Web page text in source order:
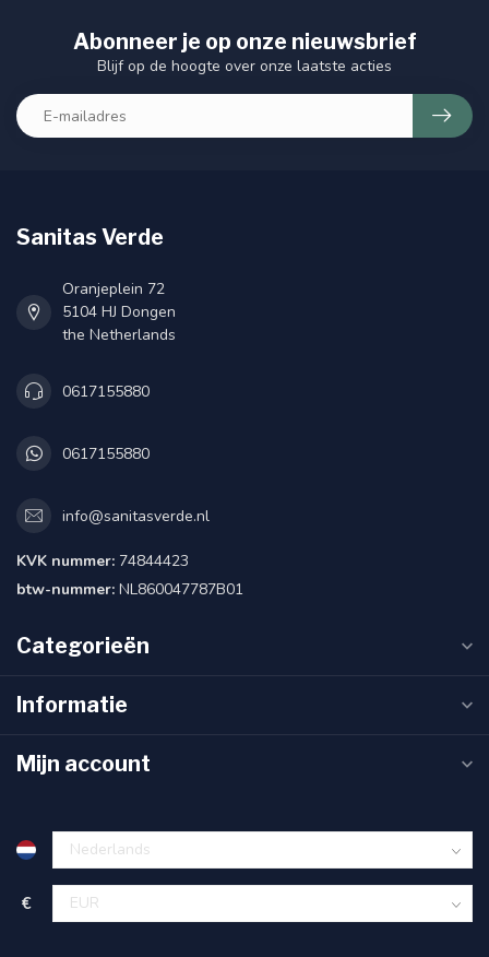
Abonneer je op onze nieuwsbrief
Blijf op de hoogte over onze laatste acties
Sanitas Verde
Oranjeplein 72
5104 HJ Dongen
the Netherlands
0617155880
0617155880
info@sanitasverde.nl
KVK nummer: 74844423
btw-nummer: NL860047787B01
Categorieën
Informatie
Mijn account
€